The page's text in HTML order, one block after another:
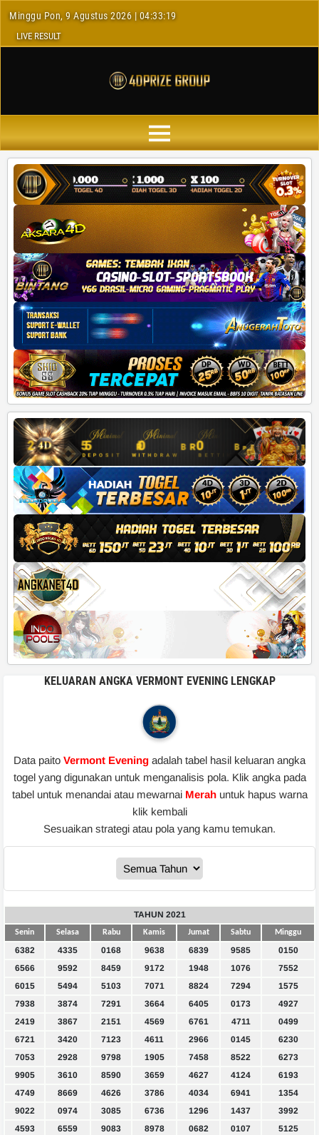
Minggu Pon, 9 Agustus 2026 | 04:33:20
LIVE RESULT
KELUARAN ANGKA VERMONT EVENING LENGKAP
Data paito Vermont Evening adalah tabel hasil keluaran angka
togel yang digunakan untuk menganalisis pola. Klik angka pada
tabel untuk menandai atau mewarnai Merahuntuk hapus warna
klik kembali
Sesuaikan strategi atau pola yang kamu temukan.
TAHUN 2021
Senin Selasa Rabu Kamis Jumat Sabtu Minggu
6382 4335 0168 9638 6839 9585
0150
6566
9592 8459 9172 1948 1076
7552
6015
5494 5103 7071 8824 7294
1575
7938
3874 7291 3664 6405 0173
4927
2419
3867 2151 4569 6761 4711
0499
6721
3420 7123 4611 2966 0145
6230
7053
2928 9798 1905 7458 8522
6273
9905
3610 8590 3659 4627 4124
6193
4749
8669 4626 3786 4034 6941
1354
9022
0974 3085 6736 1296 1437
3992
4593
6559 9083 8978 0682 0107
5125